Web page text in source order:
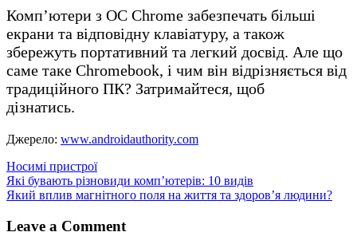
Комп’ютери з ОС Chrome забезпечать більші
екрани та відповідну клавіатуру, а також
збережуть портативний та легкий досвід. Але що
саме таке Chromebook, і чим він відрізняється від
традиційного ПК? Затримайтеся, щоб
дізнатись.
Джерело: www.androidauthority.com
Носимі пристрої
Навігація
записів
Які бувають різновиди комп’ютерів: 10 видів
Який вплив магнітного поля на життя та здоров’я людини?
Leave a Comment